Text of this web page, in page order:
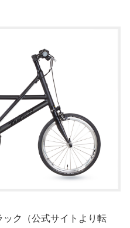
ック（公式サイトより転